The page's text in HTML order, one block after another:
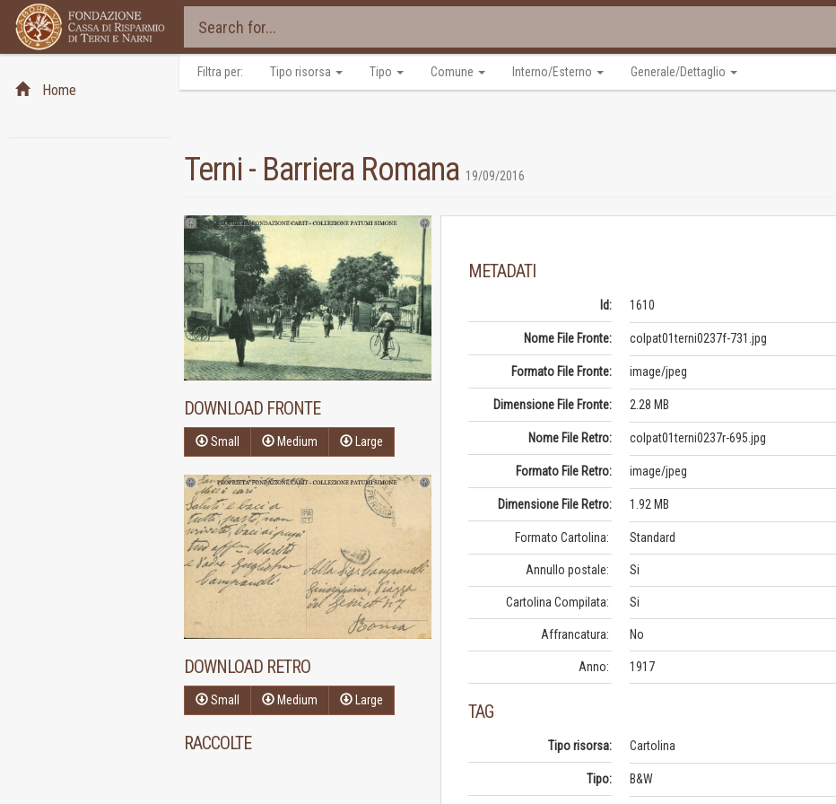
Home
Filtra per: Tipo risorsa Tipo Comune Interno/Esterno Generale/Dettaglio
Terni - Barriera Romana 19/09/2016
DOWNLOAD FRONTE
Small Medium Large
DOWNLOAD RETRO
Small Medium Large
RACCOLTE
METADATI
Id: 1610
Nome File Fronte: colpat01terni0237f-731.jpg
Formato File Fronte: image/jpeg
Dimensione File Fronte: 2.28 MB
Nome File Retro: colpat01terni0237r-695.jpg
Formato File Retro: image/jpeg
Dimensione File Retro: 1.92 MB
Formato Cartolina: Standard
Annullo postale: Si
Cartolina Compilata: Si
Affrancatura: No
Anno: 1917
TAG
Tipo risorsa: Cartolina
Tipo: B&W